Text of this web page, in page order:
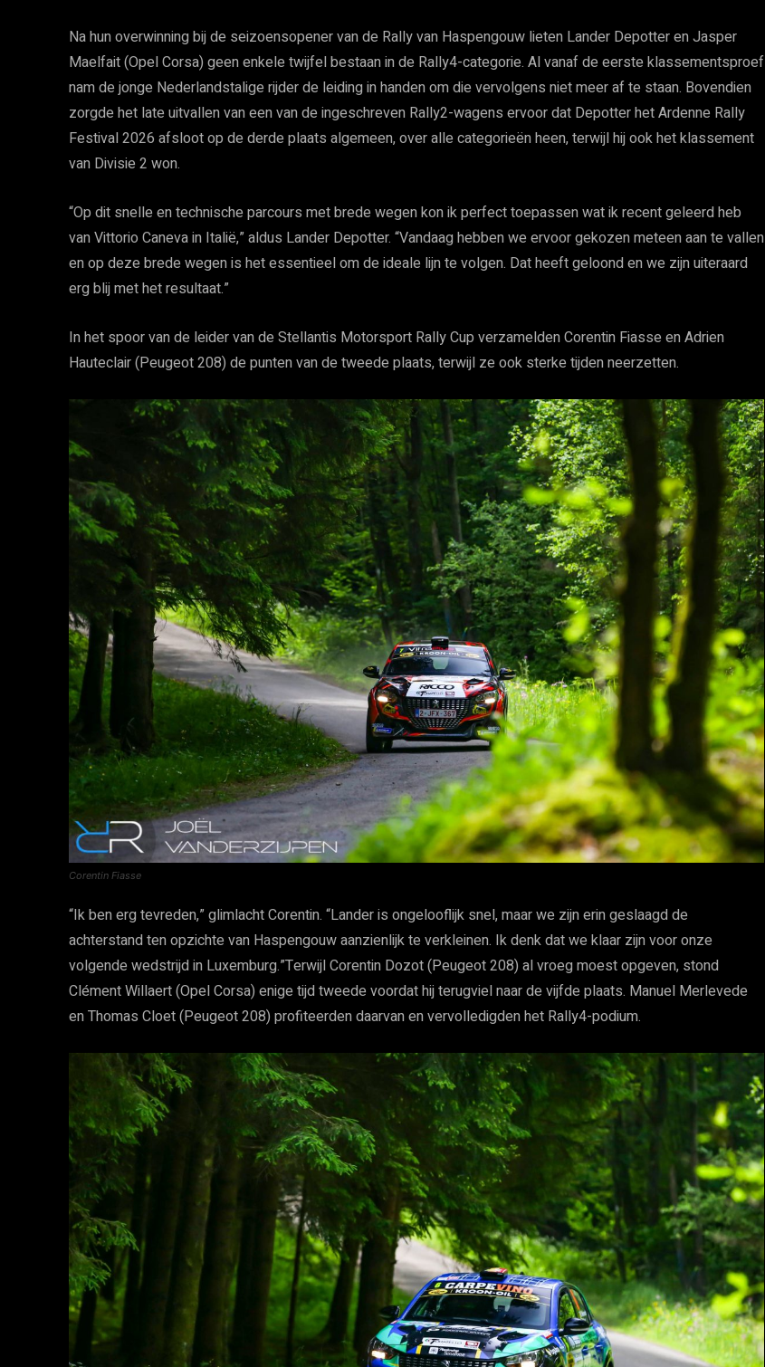
Na hun overwinning bij de seizoensopener van de Rally van Haspengouw lieten Lander Depotter en Jasper
Maelfait (Opel Corsa) geen enkele twijfel bestaan in de Rally4-categorie. Al vanaf de eerste klassementsproef
nam de jonge Nederlandstalige rijder de leiding in handen om die vervolgens niet meer af te staan. Bovendien
zorgde het late uitvallen van een van de ingeschreven Rally2-wagens ervoor dat Depotter het Ardenne Rally
Festival 2026 afsloot op de derde plaats algemeen, over alle categorieën heen, terwijl hij ook het klassement
van Divisie 2 won.
“Op dit snelle en technische parcours met brede wegen kon ik perfect toepassen wat ik recent geleerd heb
van Vittorio Caneva in Italië,” aldus Lander Depotter. “Vandaag hebben we ervoor gekozen meteen aan te vallen
en op deze brede wegen is het essentieel om de ideale lijn te volgen. Dat heeft geloond en we zijn uiteraard
erg blij met het resultaat.”
In het spoor van de leider van de Stellantis Motorsport Rally Cup verzamelden Corentin Fiasse en Adrien
Hauteclair (Peugeot 208) de punten van de tweede plaats, terwijl ze ook sterke tijden neerzetten.
Corentin Fiasse
“Ik ben erg tevreden,” glimlacht Corentin. “Lander is ongelooflijk snel, maar we zijn erin geslaagd de
achterstand ten opzichte van Haspengouw aanzienlijk te verkleinen. Ik denk dat we klaar zijn voor onze
volgende wedstrijd in Luxemburg.”Terwijl Corentin Dozot (Peugeot 208) al vroeg moest opgeven, stond
Clément Willaert (Opel Corsa) enige tijd tweede voordat hij terugviel naar de vijfde plaats. Manuel Merlevede
en Thomas Cloet (Peugeot 208) profiteerden daarvan en vervolledigden het Rally4-podium.